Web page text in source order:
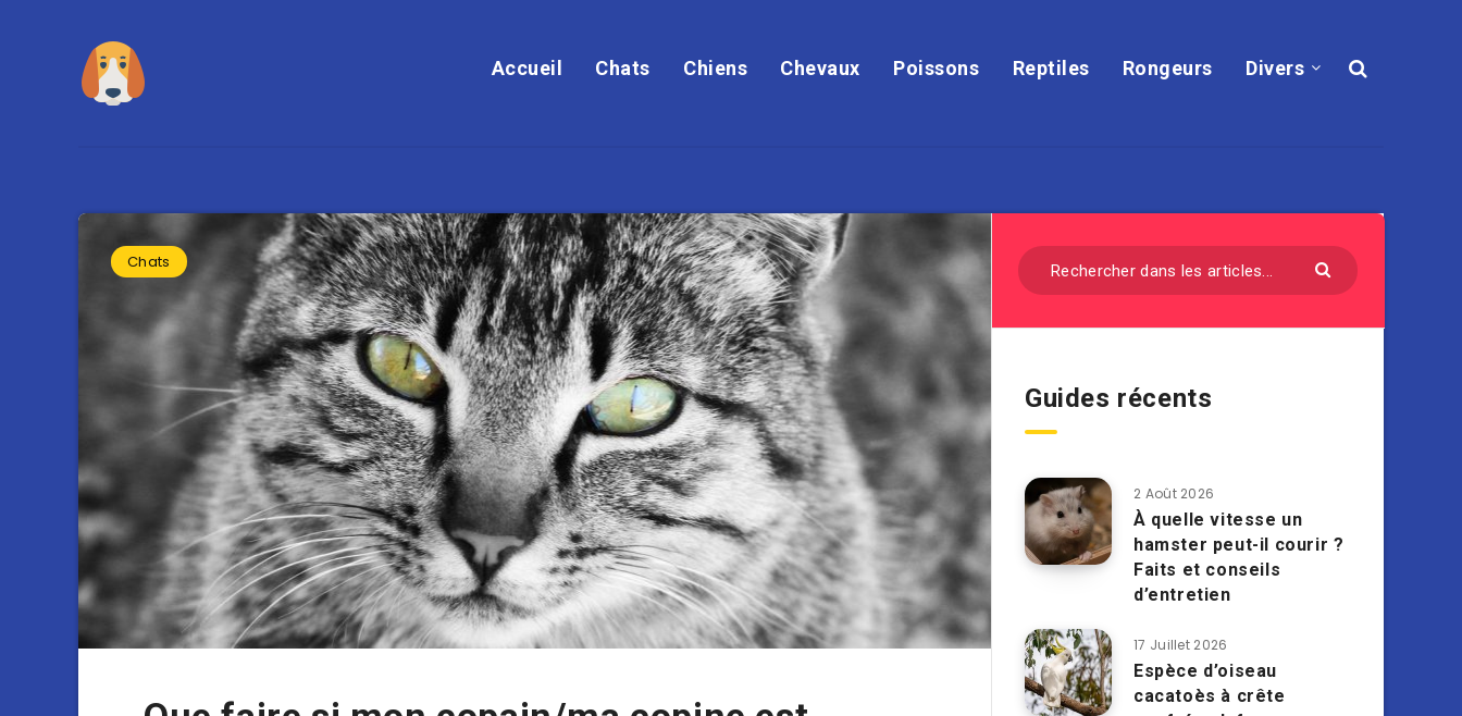
Accueil Chats Chiens Chevaux Poissons Reptiles Rongeurs Divers
Chats
Guides récents
2 Août 2026
À quelle vitesse un
hamster peut-il courir ?
Faits et conseils
d’entretien
17 Juillet 2026
Espèce d’oiseau
cacatoès à crête